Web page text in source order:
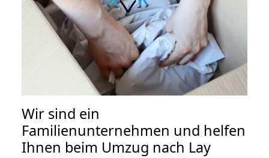
Wir sind ein
Familienunternehmen und helfen
Ihnen beim Umzug nach Lay